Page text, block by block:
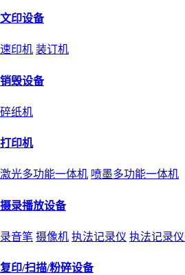
文印设备
速印机 装订机
销毁设备
碎纸机
打印机
激光多功能一体机 喷墨多功能一体机
摄录播放设备
录音笔 摄像机 执法记录仪 执法记录
复印/扫描/粉碎设备